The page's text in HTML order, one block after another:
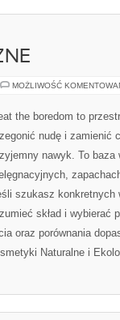
MOŻLIWOŚĆ
the boredom to
nudę i zamienić
nawyk. To baza
szukasz konkretnych
skład i wybierać
oraz porównania
Naturalne i